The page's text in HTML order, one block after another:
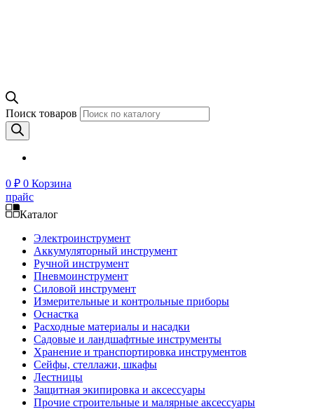
Поиск товаров
0 ₽ 0 Корзина
прайс
Каталог
Электроинструмент
Аккумуляторный инструмент
Ручной инструмент
Пневмоинструмент
Силовой инструмент
Измерительные и контрольные приборы
Оснастка
Расходные материалы и насадки
Садовые и ландшафтные инструменты
Хранение и транспортировка инструментов
Сейфы, стеллажи, шкафы
Лестницы
Защитная экипировка и аксессуары
Прочие строительные и малярные аксессуары